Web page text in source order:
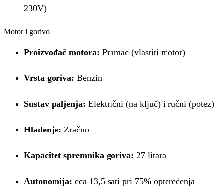
230V)
Motor i gorivo
Proizvođač motora: Pramac (vlastiti motor)
Vrsta goriva: Benzin
Sustav paljenja: Električni (na ključ) i ručni (potez)
Hlađenje: Zračno
Kapacitet spremnika goriva: 27 litara
Autonomija: cca 13,5 sati pri 75% opterećenja